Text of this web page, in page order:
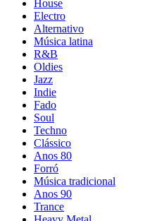
House
Electro
Alternativo
Música latina
R&B
Oldies
Jazz
Indie
Fado
Soul
Techno
Clássico
Anos 80
Forró
Música tradicional
Anos 90
Trance